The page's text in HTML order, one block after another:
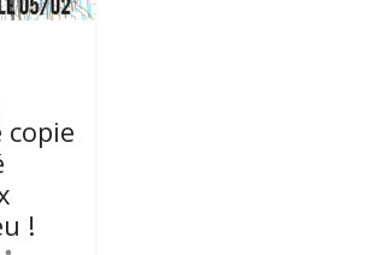
copie
!